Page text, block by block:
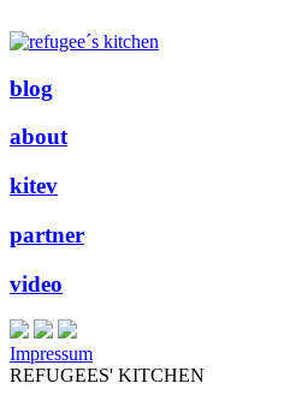
blog
about
kitev
partner
video
Impressum
REFUGEES' KITCHEN